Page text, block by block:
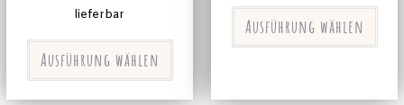
lieferbar
Ausführung wählen
Ausführung wählen